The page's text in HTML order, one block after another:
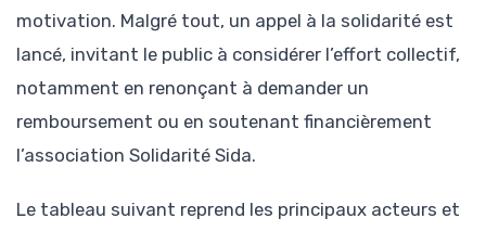
motivation. Malgré tout, un appel à la solidarité est
lancé, invitant le public à considérer l’effort collectif,
notamment en renonçant à demander un
remboursement ou en soutenant financièrement
l’association Solidarité Sida.
Le tableau suivant reprend les principaux acteurs et